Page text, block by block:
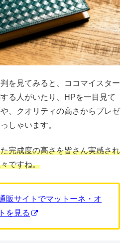
を見てみると、ココマイスター
る人がいたり、HPを一目見て
、クオリティの高さからプレゼ
しゃいます。
完成度の高さを皆さん実感され
ですね。
販サイトでマットーネ・オ
を見る